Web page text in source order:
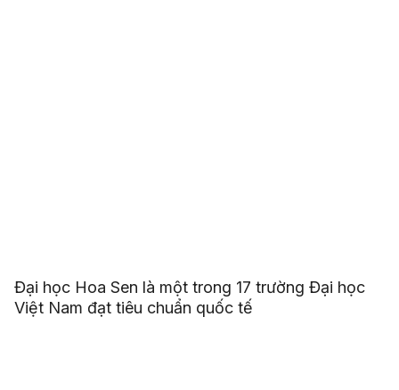
Đại học Hoa Sen là một trong 17 trường Đại học
Việt Nam đạt tiêu chuẩn quốc tế